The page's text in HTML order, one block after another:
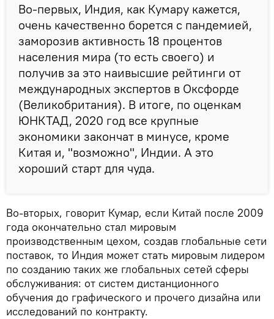
Во-первых, Индия, как Кумару кажется,
очень качественно борется с пандемией,
заморозив активность 18 процентов
населения мира (то есть своего) и
получив за это наивысшие рейтинги от
международных экспертов в Оксфорде
(Великобритания). В итоге, по оценкам
ЮНКТАД, 2020 год все крупные
экономики закончат в минусе, кроме
Китая и, "возможно", Индии. А это
хороший старт для чуда.
Во-вторых, говорит Кумар, если Китай после 2009
года окончательно стал мировым
производственным цехом, создав глобальные сети
поставок, то Индия может стать мировым лидером
по созданию таких же глобальных сетей сферы
обслуживания: от систем дистанционного
обучения до графического и прочего дизайна или
исследований по контракту.